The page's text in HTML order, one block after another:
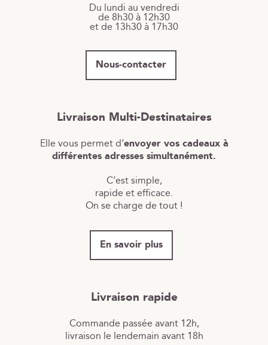
Du lundi au vendredi
de 8h30 à 12h30
et de 13h30 à 17h30
Nous-contacter
Livraison Multi-Destinataires
Elle vous permet d’envoyer vos cadeaux à
différentes adresses simultanément.
C’est simple,
rapide et efficace.
On se charge de tout !
En savoir plus
Livraison rapide
Commande passée avant 12h,
livraison le lendemain avant 18h